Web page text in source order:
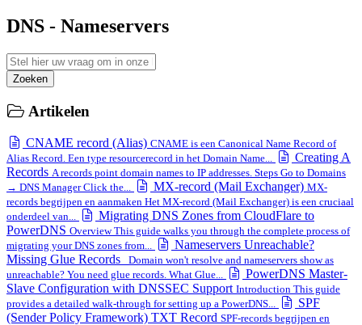
DNS - Nameservers
Zoeken
Artikelen
CNAME record (Alias) CNAME is een Canonical Name Record of
Alias Record. Een type resourcerecord in het Domain Name...
Creating A
Records A records point domain names to IP addresses. Steps Go to Domains
→ DNS Manager Click the...
MX-record (Mail Exchanger) MX-
records begrijpen en aanmaken Het MX-record (Mail Exchanger) is een cruciaal
onderdeel van...
Migrating DNS Zones from CloudFlare to
PowerDNS Overview This guide walks you through the complete process of
migrating your DNS zones from...
Nameservers Unreachable?
Missing Glue Records
Domain won't resolve and nameservers show as
unreachable? You need glue records. What Glue...
PowerDNS Master-
Slave Configuration with DNSSEC Support Introduction This guide
provides a detailed walk-through for setting up a PowerDNS...
SPF
(Sender Policy Framework) TXT Record SPF-records begrijpen en